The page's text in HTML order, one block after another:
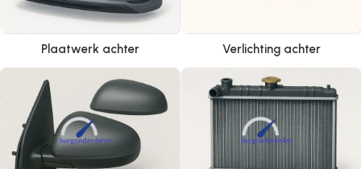
Plaatwerk achter Verlichting achter